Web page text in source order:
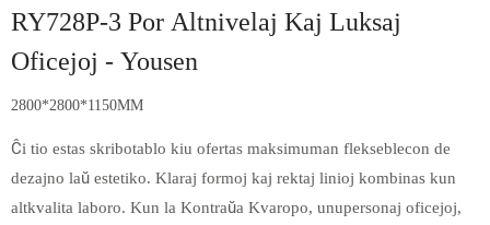
RY728P-3 Por Altnivelaj Kaj Luksaj
Oficejoj - Yousen
2800*2800*1150MM
Ĉi tio estas skribotablo kiu ofertas maksimuman flekseblecon de
dezajno laŭ estetiko. Klaraj formoj kaj rektaj linioj kombinas kun
altkvalita laboro. Kun la Kontraŭa Kvaropo, unupersonaj oficejoj,